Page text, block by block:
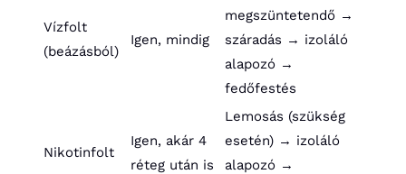
Vízfolt
(beázásból)
Igen, mindig
megszüntetendő →
száradás → izoláló
alapozó →
fedőfestés
Nikotinfolt
Igen, akár 4
réteg után is
Lemosás (szükség
esetén) → izoláló
alapozó →